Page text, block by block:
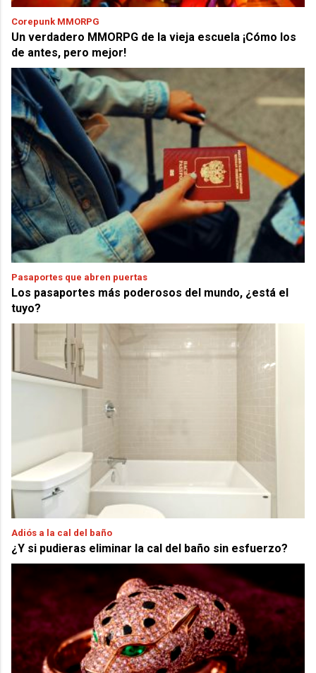
Corepunk MMORPG
Un verdadero MMORPG de la vieja escuela ¡Cómo los
de antes, pero mejor!
Pasaportes que abren puertas
Los pasaportes más poderosos del mundo, ¿está el
tuyo?
Adiós a la cal del baño
¿Y si pudieras eliminar la cal del baño sin esfuerzo?